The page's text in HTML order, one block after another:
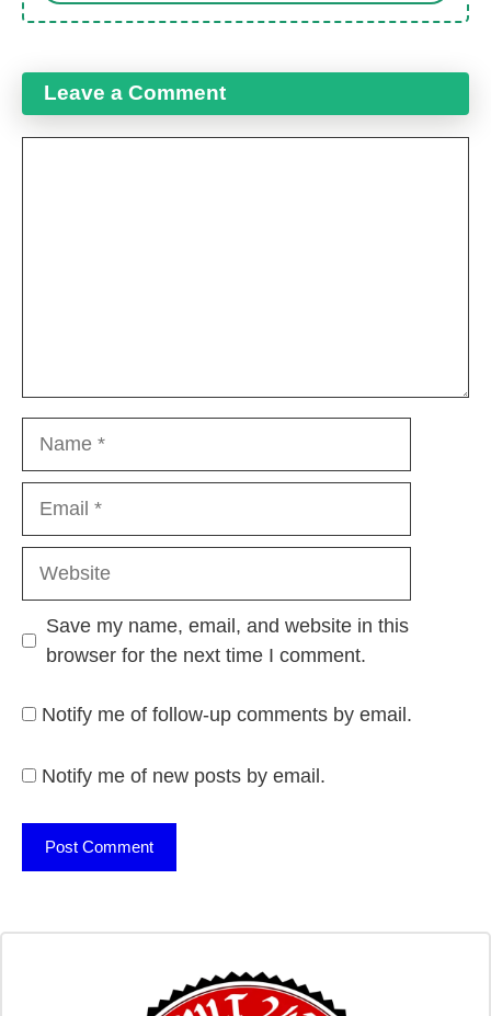
Leave a Comment
Save my name, email, and website in this
browser for the next time I comment.
Notify me of follow-up comments by email.
Notify me of new posts by email.